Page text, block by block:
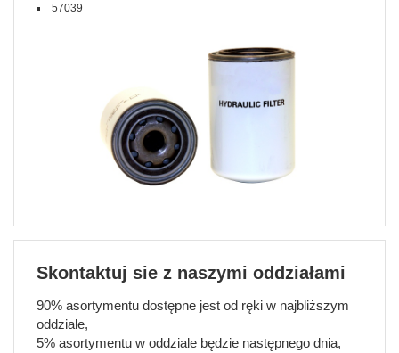
57039
Skontaktuj sie z naszymi oddziałami
90% asortymentu dostępne jest od ręki w najbliższym
oddziale,
5% asortymentu w oddziale będzie następnego dnia,